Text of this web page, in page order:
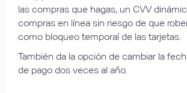
las compras que hagas, un CVV
compras en línea sin riesgo de que
como bloqueo temporal de las tarjetas.
También da la opción de cambiar la
de pago dos veces al año.